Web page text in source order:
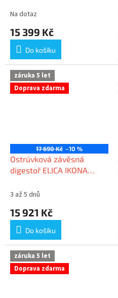
Na dotaz
15 399 Kč
Do košíku
záruka 5 let
Doprava zdarma
17 690 Kč –10 %
Ostrúvková závěsná
digestoř ELICA IKONA
3 až 5 dnů
15 921 Kč
Do košíku
záruka 5 let
Doprava zdarma